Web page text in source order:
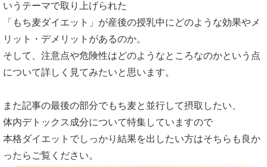
デトックス成分満載のサプリが1日約
100円
いうテーマで取り上げられた
「もち麦ダイエット」が産後の授乳中にどのような効果やメ
リット・デメリットがあるのか。
そして、注意点や危険性はどのようなところなのかという点
について詳しく見てみたいと思います。
また記事の最後の部分でもち麦と並行して摂取したい、
体内デトックス成分について特集していますので
本格ダイエットでしっかり結果を出したい方はそちらも良か
ったらご覧ください。